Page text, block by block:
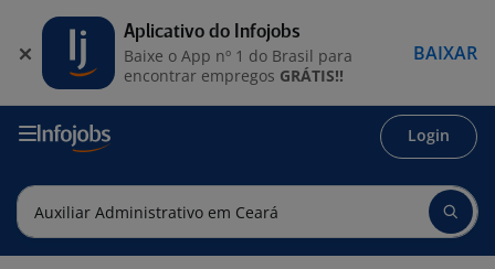
Login
Aplicativo do Infojobs
Baixe o App nº 1 do Brasil para
encontrar empregos GRÁTIS!!
BAIXAR